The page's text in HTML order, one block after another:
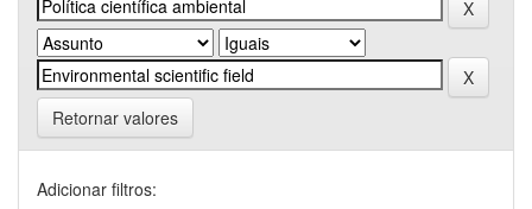
Retornar valores
Adicionar filtros: